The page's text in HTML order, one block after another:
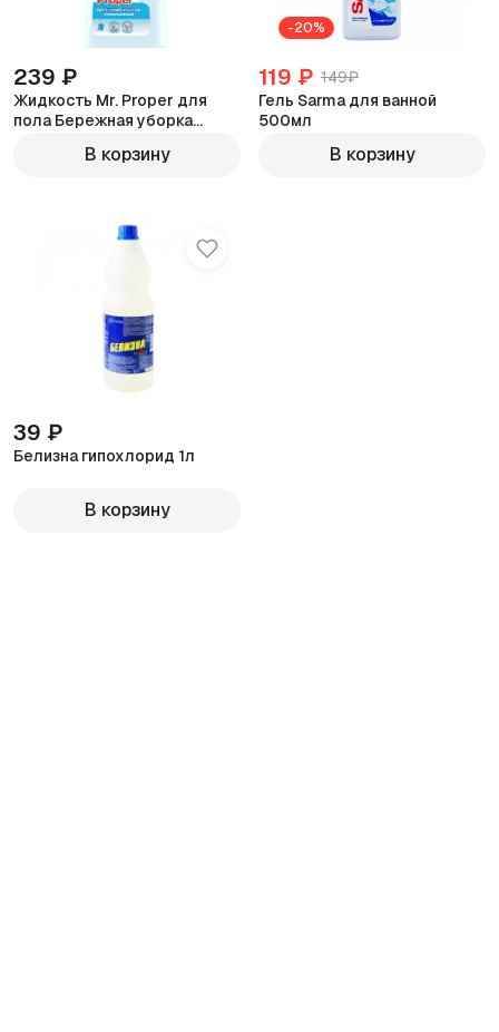
239 ₽
Жидкость Mr. Proper для
пола Бережная уборка
В корзину
-20%
119 ₽ 149₽
Гель Sarma для ванной
500мл
В корзину
39 ₽
Белизна гипохлорид 1л
В корзину